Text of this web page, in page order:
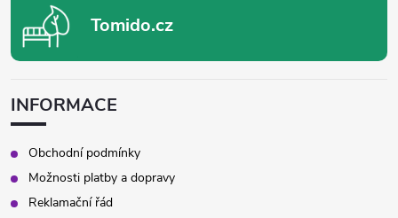
Tomido.cz
INFORMACE
Obchodní podmínky
Možnosti platby a dopravy
Reklamační řád